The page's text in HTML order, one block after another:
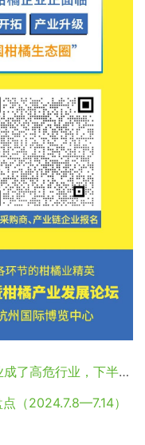
业，下半年也只能赌一把
（2024.7.8—7.14）